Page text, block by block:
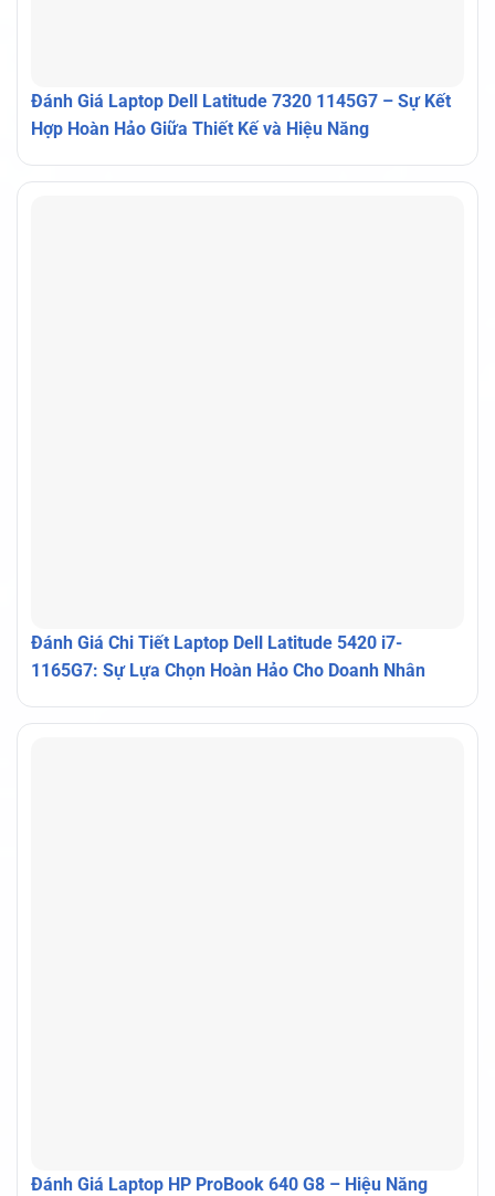
Đánh Giá Laptop Dell Latitude 7320 1145G7 – Sự Kết
Hợp Hoàn Hảo Giữa Thiết Kế và Hiệu Năng
Đánh Giá Chi Tiết Laptop Dell Latitude 5420 i7-
1165G7: Sự Lựa Chọn Hoàn Hảo Cho Doanh Nhân
Đánh Giá Laptop HP ProBook 640 G8 – Hiệu Năng